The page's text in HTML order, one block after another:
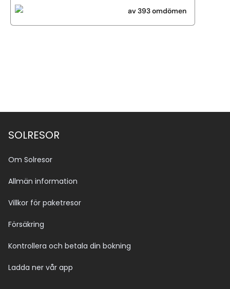
av 393 omdömen
SOLRESOR
Om Solresor
Allmän information
Villkor för paketresor
Försäkring
Kontrollera och betala din bokning
Ladda ner vår app